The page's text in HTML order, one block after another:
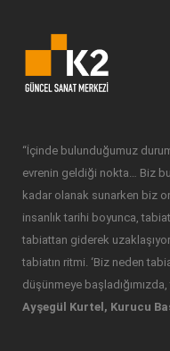
“İçinde bulunduğumuz
evrenin geldiği nokta… Biz
kadar olanak sunarken biz
insanlık tarihi boyunca,
tabiattan giderek
tabiatın ritmi. ‘Biz neden
düşünmeye
Ayşegül Kurtel, Kurucu